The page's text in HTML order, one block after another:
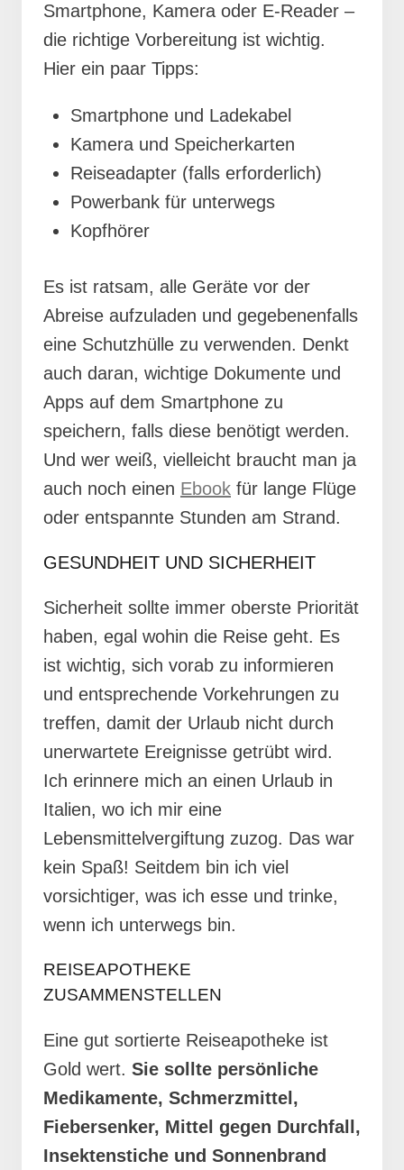
Smartphone, Kamera oder E-Reader –
die richtige Vorbereitung ist wichtig.
Hier ein paar Tipps:
Smartphone und Ladekabel
Kamera und Speicherkarten
Reiseadapter (falls erforderlich)
Powerbank für unterwegs
Kopfhörer
Es ist ratsam, alle Geräte vor der
Abreise aufzuladen und gegebenenfalls
eine Schutzhülle zu verwenden. Denkt
auch daran, wichtige Dokumente und
Apps auf dem Smartphone zu
speichern, falls diese benötigt werden.
Und wer weiß, vielleicht braucht man ja
auch noch einen Ebook für lange Flüge
oder entspannte Stunden am Strand.
GESUNDHEIT UND SICHERHEIT
Sicherheit sollte immer oberste Priorität
haben, egal wohin die Reise geht. Es
ist wichtig, sich vorab zu informieren
und entsprechende Vorkehrungen zu
treffen, damit der Urlaub nicht durch
unerwartete Ereignisse getrübt wird.
Ich erinnere mich an einen Urlaub in
Italien, wo ich mir eine
Lebensmittelvergiftung zuzog. Das war
kein Spaß! Seitdem bin ich viel
vorsichtiger, was ich esse und trinke,
wenn ich unterwegs bin.
REISEAPOTHEKE
ZUSAMMENSTELLEN
Eine gut sortierte Reiseapotheke ist
Gold wert. Sie sollte persönliche
Medikamente, Schmerzmittel,
Fiebersenker, Mittel gegen Durchfall,
Insektenstiche und Sonnenbrand